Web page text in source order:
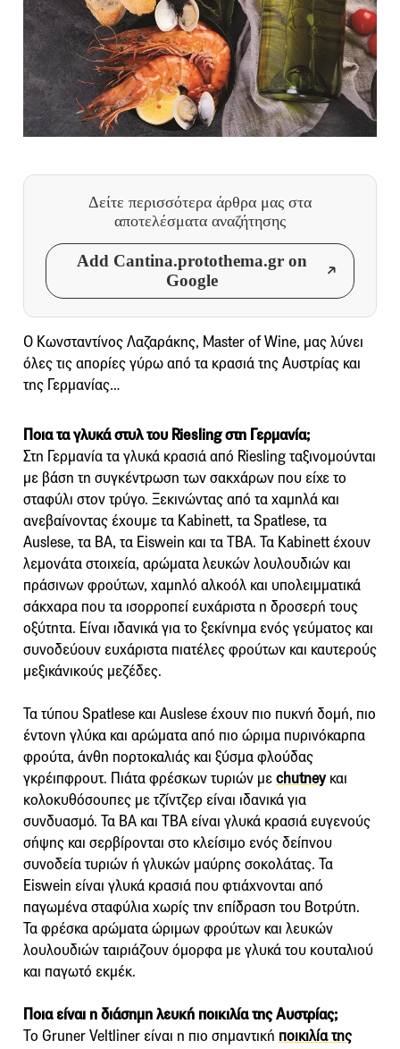
Δείτε περισσότερα άρθρα μας στα
αποτελέσματα αναζήτησης
Add Cantina.protothema.gr on
Google
Ο Κωνσταντίνος Λαζαράκης, Master of Wine, μας λύνει
όλες τις απορίες γύρω από τα κρασιά της Αυστρίας και
της Γερμανίας…
Ποια τα γλυκά στυλ του Riesling στη Γερμανία;
Στη Γερμανία τα γλυκά κρασιά από Riesling ταξινομούνται
με βάση τη συγκέντρωση των σακχάρων που είχε το
σταφύλι στον τρύγο. Ξεκινώντας από τα χαμηλά και
ανεβαίνοντας έχουμε τα Kabinett, τα Spatlese, τα
Auslese, τα BA, τα Eiswein και τα TBA. Τα Kabinett έχουν
λεμονάτα στοιχεία, αρώματα λευκών λουλουδιών και
πράσινων φρούτων, χαμηλό αλκοόλ και υπολειμματικά
σάκχαρα που τα ισορροπεί ευχάριστα η δροσερή τους
οξύτητα. Είναι ιδανικά για το ξεκίνημα ενός γεύματος και
συνοδεύουν ευχάριστα πιατέλες φρούτων και καυτερούς
μεξικάνικούς μεζέδες.
Τα τύπου Spatlese και Auslese έχουν πιο πυκνή δομή, πιο
έντονη γλύκα και αρώματα από πιο ώριμα πυρινόκαρπα
φρούτα, άνθη πορτοκαλιάς και ξύσμα φλούδας
γκρέιπφρουτ. Πιάτα φρέσκων τυριών μεchutneyκαι
κολοκυθόσουπες με τζίντζερ είναι ιδανικά για
συνδυασμό. Τα ΒΑ και ΤΒΑ είναι γλυκά κρασιά ευγενούς
σήψης και σερβίρονται στο κλείσιμο ενός δείπνου
συνοδεία τυριών ή γλυκών μαύρης σοκολάτας. Τα
Eiswein είναι γλυκά κρασιά που φτιάχνονται από
παγωμένα σταφύλια χωρίς την επίδραση του Βοτρύτη.
Τα φρέσκα αρώματα ώριμων φρούτων και λευκών
λουλουδιών ταιριάζουν όμορφα με γλυκά του κουταλιού
και παγωτό εκμέκ.
Ποια είναι η διάσημη λευκή ποικιλία της Αυστρίας;
Το Gruner Veltliner είναι η πιο σημαντική ποικιλία της